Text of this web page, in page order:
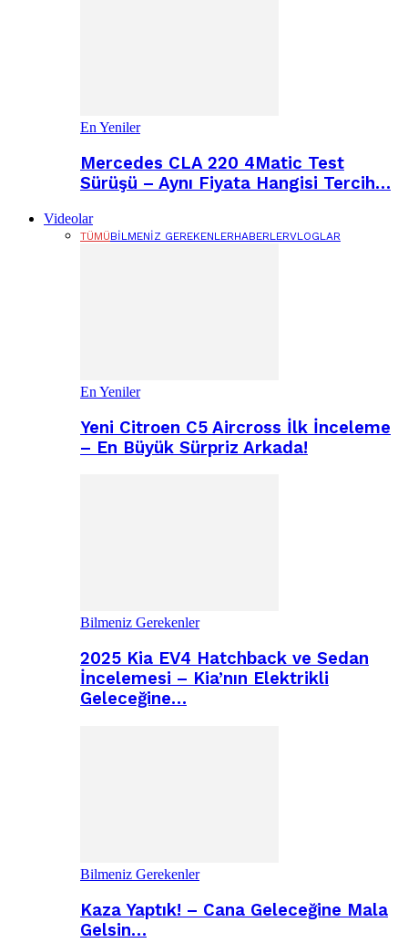
En Yeniler
Mercedes CLA 220 4Matic Test
Sürüşü – Aynı Fiyata Hangisi Tercih…
Videolar
TÜMÜBILMENIZ GEREKENLERHABERLERVLOGLAR
En Yeniler
Yeni Citroen C5 Aircross İlk İnceleme
– En Büyük Sürpriz Arkada!
Bilmeniz Gerekenler
2025 Kia EV4 Hatchback ve Sedan
İncelemesi – Kia’nın Elektrikli
Geleceğine…
Bilmeniz Gerekenler
Kaza Yaptık! – Cana Geleceğine Mala
Gelsin…